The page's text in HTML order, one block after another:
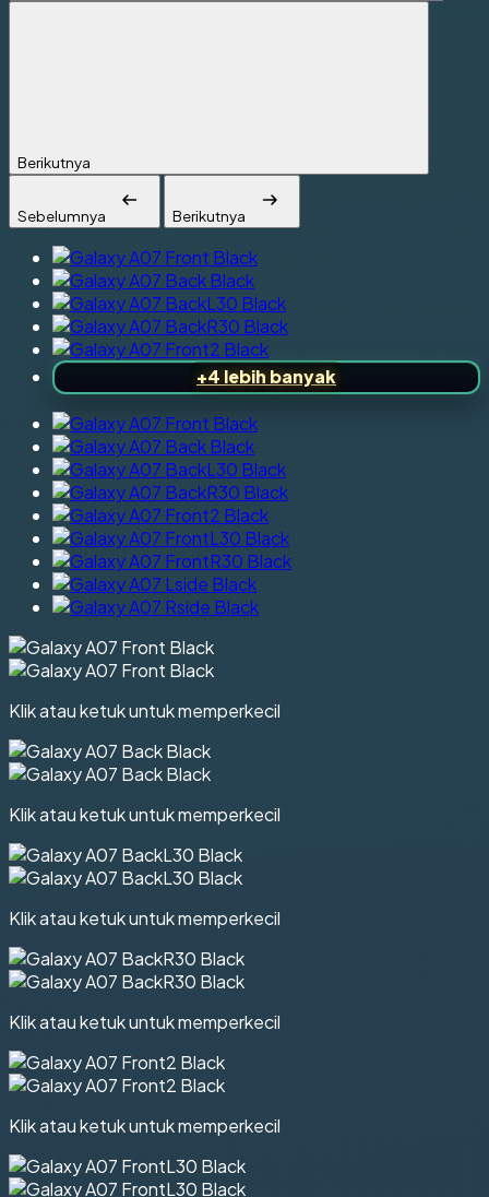
Berikutnya
Sebelumnya Berikutnya
+4 lebih banyak
Klik atau ketuk untuk memperkecil
Klik atau ketuk untuk memperkecil
Klik atau ketuk untuk memperkecil
Klik atau ketuk untuk memperkecil
Klik atau ketuk untuk memperkecil